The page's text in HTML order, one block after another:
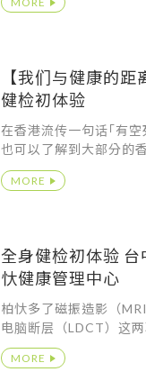
种令人向往的生活风格。
【我们与健康的距
健检初体验
在香港流传一句话｢有空
也可以了解到大部分的
在工作赚钱上，其实对
说也比较没那么重视。
MORE
全身健检初体验 台
忕健康管理中心
柏忕多了磁振造影（
电脑断层（LDCT）这
用却只多了2,800，所以
选定了设备高端、价格
MORE